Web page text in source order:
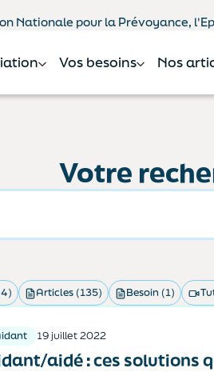
Nationale pour la Prévoyance,
Vos besoins Nos
Votre
Articles (135) Besoin (1)
19 juillet 2022
aidé : ces solutions